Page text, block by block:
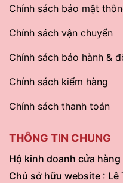
Chính sách bảo mật
Chính sách vận chuyển
Chính sách bảo hành &
Chính sách kiểm hàng
Chính sách thanh toán
THÔNG TIN CHUNG
Hộ kinh doanh cửa
Chủ sở hữu website : Lê